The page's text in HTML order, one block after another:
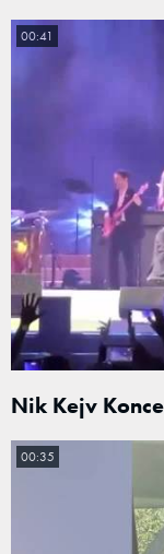
Nik Kejv
00:41
00:35